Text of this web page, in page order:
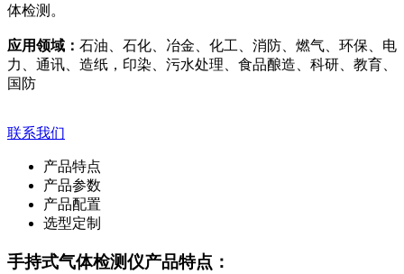
体检测。
应用领域： 石油、石化、冶金、化工、消防、燃气、环保、电
力、通讯、造纸，印染、污水处理、食品酿造、科研、教育、
国防
联系我们
产品特点
产品参数
产品配置
选型定制
手持式气体检测仪产品特点：